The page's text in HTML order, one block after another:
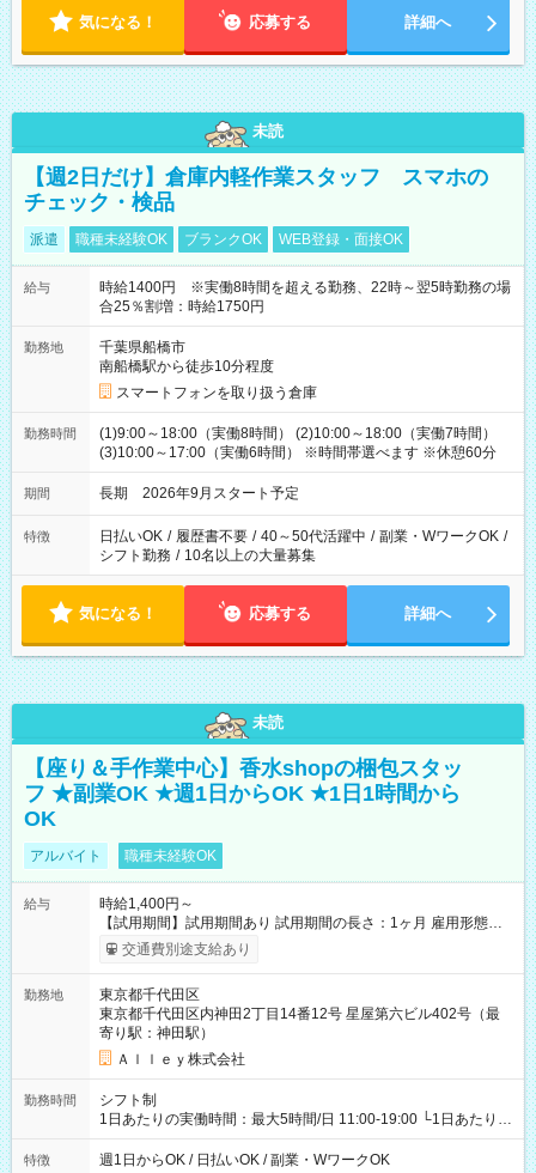
気になる！ 応募する 詳細へ
未読
【週2日だけ】倉庫内軽作業スタッフ スマホの
チェック・検品
派遣 職種未経験OK ブランクOK WEB登録・面接OK
給与
時給1400円 ※実働8時間を超える勤務、22時～翌5時勤務の場
合25％割増：時給1750円
勤務地
千葉県船橋市
南船橋駅から徒歩10分程度
スマートフォンを取り扱う倉庫
勤務時間
(1)9:00～18:00（実働8時間） (2)10:00～18:00（実働7時間）
(3)10:00～17:00（実働6時間） ※時間帯選べます ※休憩60分
期間 長期 2026年9月スタート予定
特徴 日払いOK / 履歴書不要 / 40～50代活躍中 / 副業・WワークOK /
シフト勤務 / 10名以上の大量募集
気になる！ 応募する 詳細へ
未読
【座り＆手作業中心】香水shopの梱包スタッ
フ ★副業OK ★週1日からOK ★1日1時間から
OK
アルバイト 職種未経験OK
給与
時給1,400円～
【試用期間】試用期間あり 試用期間の長さ：1ヶ月 雇用形態、
給与は本採用時と同じです。
交通費別途支給あり
勤務地
東京都千代田区
東京都千代田区内神田2丁目14番12号 星屋第六ビル402号（最
寄り駅：神田駅）
Ａｌｌｅｙ株式会社
勤務時間
シフト制
1日あたりの実働時間：最大5時間/日 11:00-19:00 └1日あたりの
実働時間：1-5時間 └上記の時間帯内であれば、いつでも勤務可
能！ └平日・土曜日の中で、お好きな曜日でご勤務いただけま
特徴 週1日からOK / 日払いOK / 副業・WワークOK